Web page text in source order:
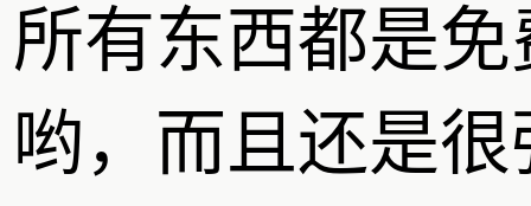
所有东西都是免
哟，而且还是很